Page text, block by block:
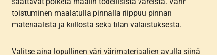
saattavat poiketa maalin todellisista väreistä. Värin
toistuminen maalatulla pinnalla riippuu pinnan
materiaalista ja kiillosta sekä tilan valaistuksesta.
Valitse aina lopullinen väri värimateriaalien avulla siinä